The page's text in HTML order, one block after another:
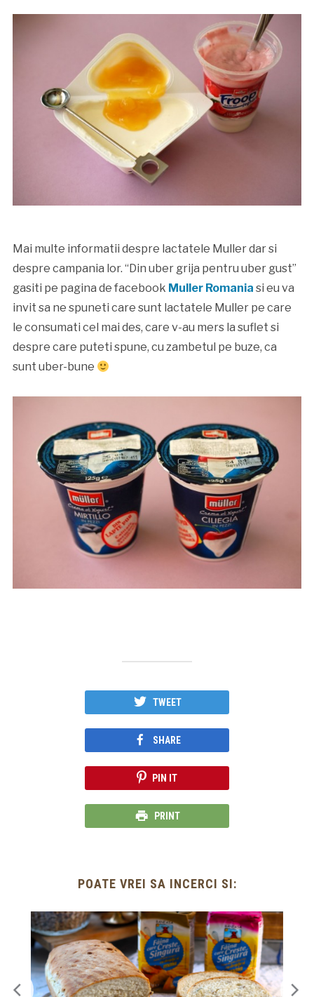
Mai multe informatii despre lactatele Muller dar si
despre campania lor. “Din uber grija pentru uber gust”
gasiti pe pagina de facebook Muller Romania si eu va
invit sa ne spuneti care sunt lactatele Muller pe care
le consumati cel mai des, care v-au mers la suflet si
despre care puteti spune, cu zambetul pe buze, ca
sunt uber-bune
TWEET
SHARE
PIN IT
PRINT
POATE VREI SA INCERCI SI: